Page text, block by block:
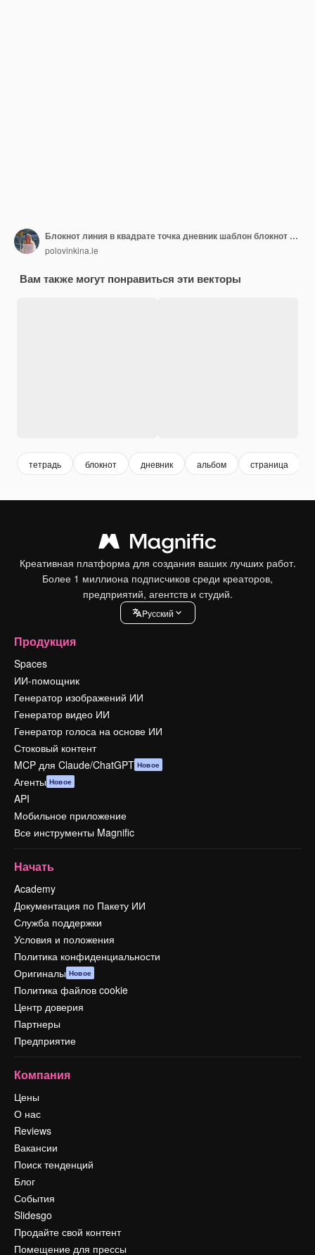
Блокнот линия в квадрате точка дневник шаблон блокнот пустая страница набор вектор пустой белый список макет
polovinkina.le
Вам также могут понравиться эти векторы
тетрадь блокнот дневник альбом страница
Креативная платформа для создания ваших лучших работ.
Более 1 миллиона подписчиков среди креаторов,
предприятий, агентств и студий.
Pусский
Продукция
Spaces
ИИ-помощник
Генератор изображений ИИ
Генератор видео ИИ
Генератор голоса на основе ИИ
Стоковый контент
MCP для Claude/ChatGPT Новое
Агенты Новое
API
Мобильное приложение
Все инструменты Magnific
Начать
Academy
Документация по Пакету ИИ
Служба поддержки
Условия и положения
Политика конфиденциальности
Оригиналы Новое
Политика файлов cookie
Центр доверия
Партнеры
Предприятие
Компания
Цены
О нас
Reviews
Вакансии
Поиск тенденций
Блог
События
Slidesgo
Продайте свой контент
Помещение для прессы